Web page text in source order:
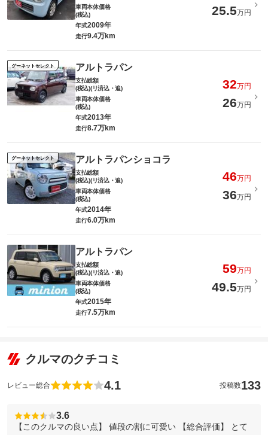
車両本体価格
(税込)
25.5万円
年式2009年
走行9.4万km
グーネットセレクト アルトラパン
支払総額
(税込)(リ済込・追)
32万円
車両本体価格
(税込)
26万円
年式2013年
走行8.7万km
グーネットセレクト アルトラパンショコラ
支払総額
(税込)(リ済込・追)
46万円
車両本体価格
(税込)
36万円
年式2014年
走行6.0万km
アルトラパン
支払総額
(税込)(リ済込・追)
59万円
車両本体価格
(税込)
49.5万円
年式2015年
走行7.5万km
クルマのクチコミ
レビュー総合 4.1 投稿数133
3.6
【このクルマの良い点】 値段の割に可愛い 【総合評価】 とて